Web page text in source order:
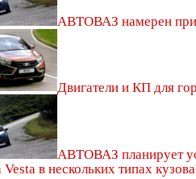
АВТОВАЗ намерен
Двигатели и КП для
АВТОВАЗ планирует